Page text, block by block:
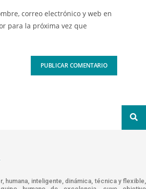
correo electrónico y web en
para la próxima vez que
humana, inteligente, dinámica, técnica y flexible,